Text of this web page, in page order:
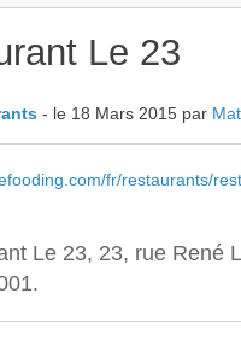
Le 23
- le 18 Mars 2015 par
fr/restaurants/
Le 23, 23, rue René